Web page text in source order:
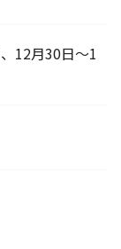
12月30日～1